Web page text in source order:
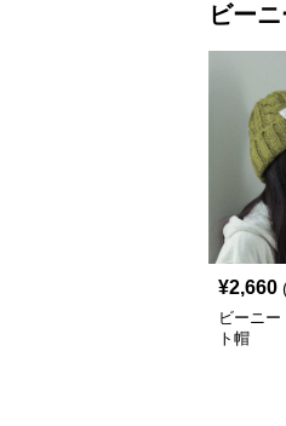
ビー
¥2,660
ビーニー
ト帽